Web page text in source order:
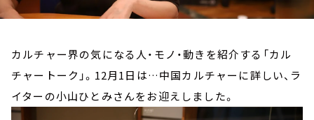
カルチャー界の気になる人・モノ・動きを紹介する「カル
チャートーク」。12月1日は…中国カルチャーに詳しい、ラ
イターの小山ひとみさんをお迎えしました。